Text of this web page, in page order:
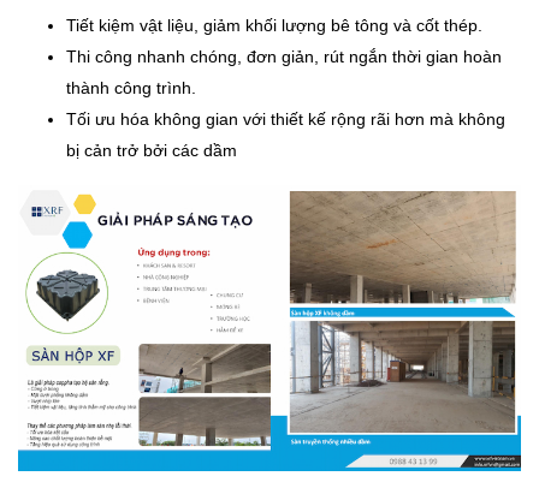
Tiết kiệm vật liệu, giảm khối lượng bê tông và cốt thép.
Thi công nhanh chóng, đơn giản, rút ngắn thời gian hoàn
thành công trình.
Tối ưu hóa không gian với thiết kế rộng rãi hơn mà không
bị cản trở bởi các dầm